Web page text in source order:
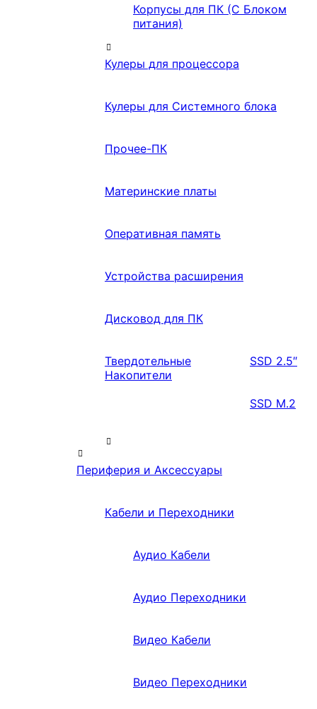
Корпусы для ПК (С Блоком
питания)
Кулеры для процессора
Кулеры для Системного блока
Прочее-ПК
Материнские платы
Оперативная память
Устройства расширения
Дисковод для ПК
Твердотельные
Накопители
SSD 2.5″
SSD M.2
Периферия и Аксессуары
Кабели и Переходники
Аудио Кабели
Аудио Переходники
Видео Кабели
Видео Переходники